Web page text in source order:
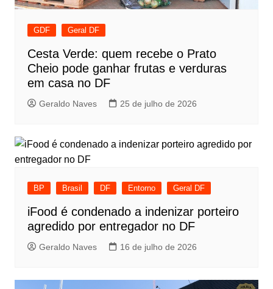
GDF Geral DF
Cesta Verde: quem recebe o Prato
Cheio pode ganhar frutas e verduras
em casa no DF
Geraldo Naves 25 de julho de 2026
BP Brasil DF Entorno Geral DF
iFood é condenado a indenizar porteiro
agredido por entregador no DF
Geraldo Naves 16 de julho de 2026